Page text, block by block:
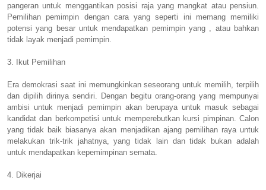
pangeran untuk menggantikan posisi raja yang mangkat atau pensiun.
Pemilihan pemimpin dengan cara yang seperti ini memang memiliki
potensi yang besar untuk mendapatkan pemimpin yang , atau bahkan
tidak layak menjadi pemimpin.
3. Ikut Pemilihan
Era demokrasi saat ini memungkinkan seseorang untuk memilih, terpilih
dan dipilih dirinya sendiri. Dengan begitu orang-orang yang mempunyai
ambisi untuk menjadi pemimpin akan berupaya untuk masuk sebagai
kandidat dan berkompetisi untuk memperebutkan kursi pimpinan. Calon
yang tidak baik biasanya akan menjadikan ajang pemilihan raya untuk
melakukan trik-trik jahatnya, yang tidak lain dan tidak bukan adalah
untuk mendapatkan kepemimpinan semata.
4. Dikerjai